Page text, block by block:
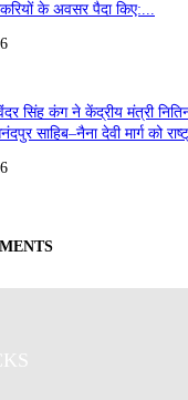
के अवसर पैदा किए:...
सिंह कंग ने केंद्रीय मंत्री
साहिब–नैना देवी मार्ग को